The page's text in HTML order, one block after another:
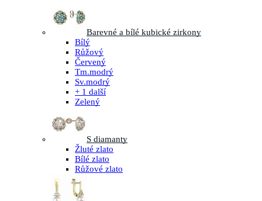
Barevné a bílé kubické zirkony
Bílý
Růžový
Červený
Tm.modrý
Sv.modrý
+ 1 další
Zelený
S diamanty
Žluté zlato
Bílé zlato
Růžové zlato